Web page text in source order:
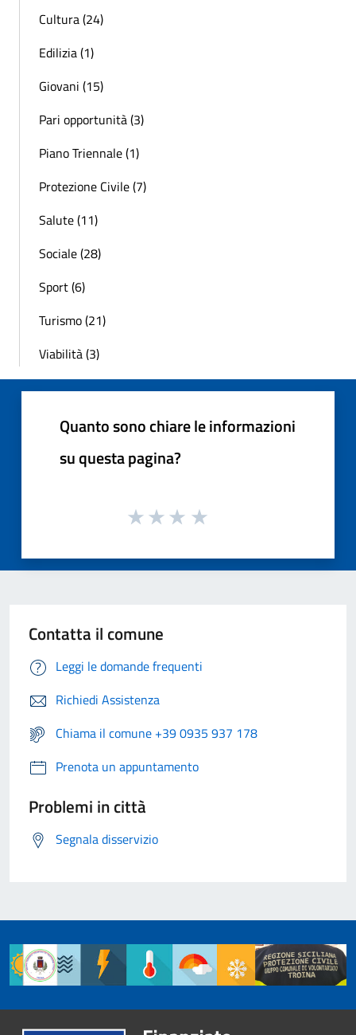
Cultura (24)
Edilizia (1)
Giovani (15)
Pari opportunità (3)
Piano Triennale (1)
Protezione Civile (7)
Salute (11)
Sociale (28)
Sport (6)
Turismo (21)
Viabilità (3)
Quanto sono chiare le informazioni
su questa pagina?
Contatta il comune
Leggi le domande frequenti
Richiedi Assistenza
Chiama il comune +39 0935 937 178
Prenota un appuntamento
Problemi in città
Segnala disservizio